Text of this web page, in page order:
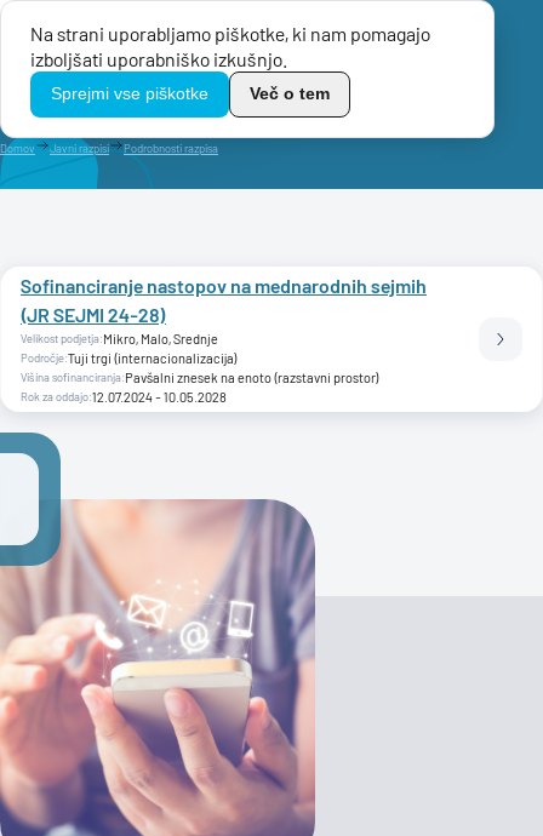
Na strani uporabljamo piškotke, ki nam pomagajo
izboljšati uporabniško izkušnjo.
Sprejmi vse piškotke Več o tem
TikoPro
Menu
Domov Javni razpisi Podrobnosti razpisa
Sofinanciranje nastopov na mednarodnih sejmih
(JR SEJMI 24-28)
Velikost podjetja:Mikro Malo Srednje
Področje:Tuji trgi (internacionalizacija)
Višina sofinanciranja:Pavšalni znesek na enoto (razstavni prostor)
Rok za oddajo:12.07.2024 - 10.05.2028